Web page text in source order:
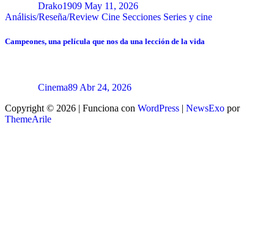
Drako1909 May 11, 2026
Análisis/Reseña/Review Cine Secciones Series y cine
Campeones, una película que nos da una lección de la vida
Cinema89 Abr 24, 2026
Copyright © 2026 | Funciona con WordPress | NewsExo por
ThemeArile